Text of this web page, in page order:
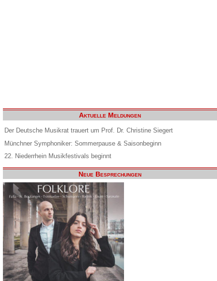
Aktuelle Meldungen
Der Deutsche Musikrat trauert um Prof. Dr. Christine Siegert
Münchner Symphoniker: Sommerpause & Saisonbeginn
22. Niederrhein Musikfestivals beginnt
Neue Besprechungen